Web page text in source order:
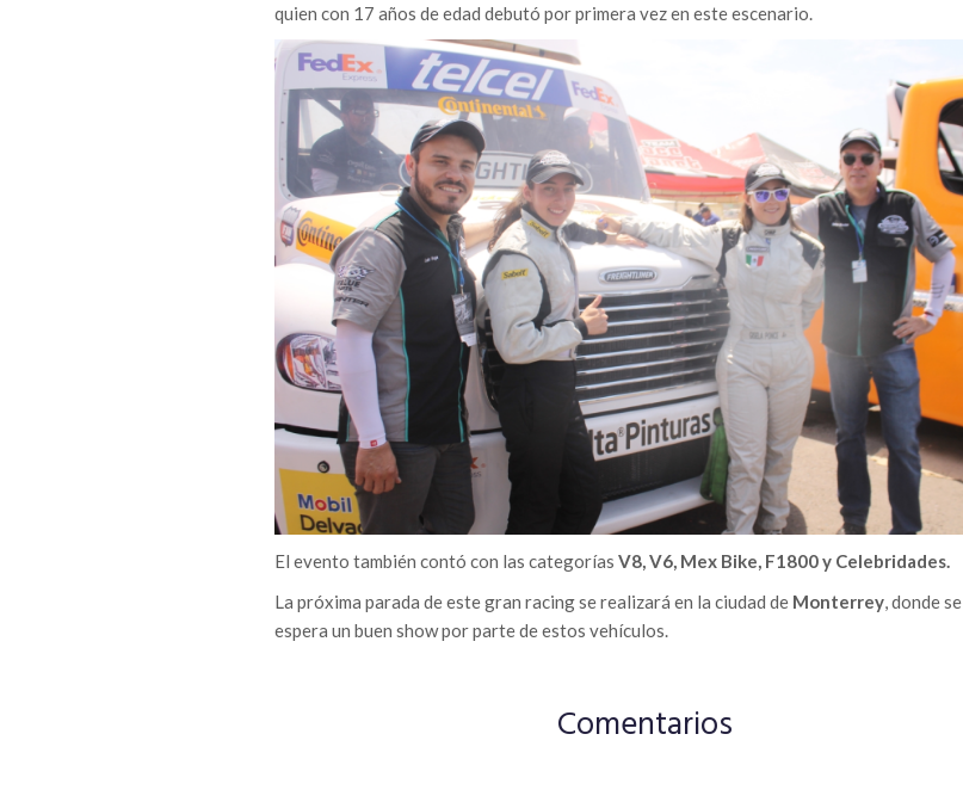
quien con 17 años de edad debutó por primera vez en este escenario.
El evento también contó con las categorías V8, V6, Mex Bike, F1800 y Celebridades.
La próxima parada de este gran racing se realizará en la ciudad de Monterrey, donde se
espera un buen show por parte de estos vehículos.
Comentarios